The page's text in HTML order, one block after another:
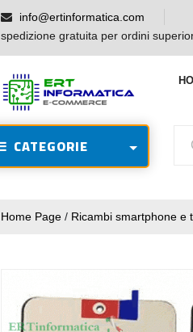
info@ertinformatica.com
spedizione gratuita per ordini
CATEGORIE
Home Page / Ricambi smartphone e